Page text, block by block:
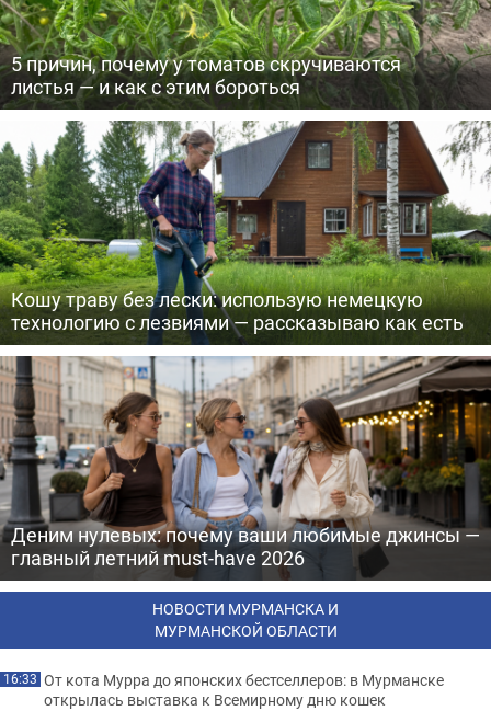
5 причин, почему у томатов скручиваются
листья — и как с этим бороться
Кошу траву без лески: использую немецкую
технологию с лезвиями — рассказываю как есть
Деним нулевых: почему ваши любимые джинсы —
главный летний must-have 2026
НОВОСТИ МУРМАНСКА И
МУРМАНСКОЙ ОБЛАСТИ
16:33 От кота Мурра до японских бестселлеров: в Мурманске
открылась выставка к Всемирному дню кошек